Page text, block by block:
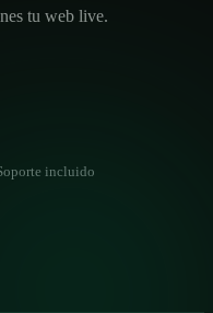
tu web live.
incluido